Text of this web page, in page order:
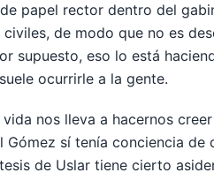
papel rector dentro del
de modo que no es
supuesto, eso lo está
ocurrirle a la gente.
nos lleva a hacernos
Gómez sí tenía conciencia
de Uslar tiene cierto